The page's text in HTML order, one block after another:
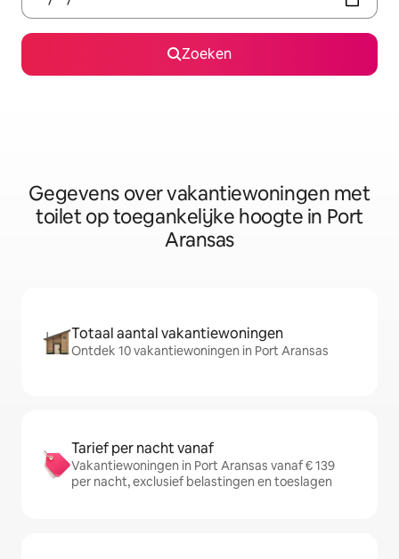
Zoeken
Gegevens over vakantiewoningen met
toilet op toegankelijke hoogte in Port
Aransas
Totaal aantal vakantiewoningen
Ontdek 10 vakantiewoningen in Port Aransas
Tarief per nacht vanaf
Vakantiewoningen in Port Aransas vanaf € 139
per nacht, exclusief belastingen en toeslagen